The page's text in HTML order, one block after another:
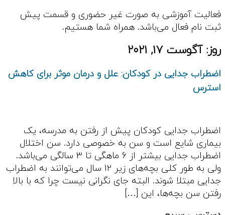
فعالیت آموزشی به صورت غیر حضوری و قسمت پیش
ثبت نام فعال می‌باشد. همراه شما هستیم.
روز:آگوست 17, 2021
اضطراب جدایی در کودکان: علل و درمان موثر برای کاهش
استرس
اضطراب جدایی کودکان پیش از رفتن به مدرسه، یک
بیماری شایع است و سن به خصوصی دارد. سن اختلال
اضطراب جدایی بیشتر از 6 ماهگی تا 3 سالگی می‌باشد.
ولی به طور کلی بچه‌های زیر 12 سال می‌توانند به اضطراب
جدایی مبتلا شوند. البته جای نگرانی نیست چرا که با بالا
رفتن سن بچه‌ها، این […]